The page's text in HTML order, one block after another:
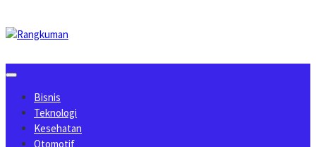
to
content
Bisnis
Teknologi
Kesehatan
Otomotif